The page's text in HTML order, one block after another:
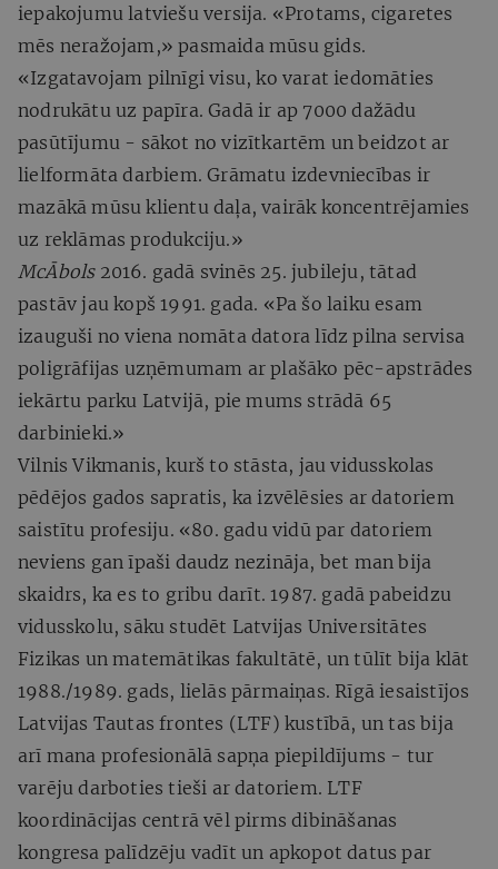
iepakojumu latviešu versija. «Protams, cigaretes
mēs neražojam,» pasmaida mūsu gids.
«Izgatavojam pilnīgi visu, ko varat iedomāties
nodrukātu uz papīra. Gadā ir ap 7000 dažādu
pasūtījumu - sākot no vizītkartēm un beidzot ar
lielformāta darbiem. Grāmatu izdevniecības ir
mazākā mūsu klientu daļa, vairāk koncentrējamies
uz reklāmas produkciju.»
McĀbols 2016. gadā svinēs 25. jubileju, tātad
pastāv jau kopš 1991. gada. «Pa šo laiku esam
izauguši no viena nomāta datora līdz pilna servisa
poligrāfijas uzņēmumam ar plašāko pēc-apstrādes
iekārtu parku Latvijā, pie mums strādā 65
darbinieki.»
Vilnis Vikmanis, kurš to stāsta, jau vidusskolas
pēdējos gados sapratis, ka izvēlēsies ar datoriem
saistītu profesiju. «80. gadu vidū par datoriem
neviens gan īpaši daudz nezināja, bet man bija
skaidrs, ka es to gribu darīt. 1987. gadā pabeidzu
vidusskolu, sāku studēt Latvijas Universitātes
Fizikas un matemātikas fakultātē, un tūlīt bija klāt
1988./1989. gads, lielās pārmaiņas. Rīgā iesaistījos
Latvijas Tautas frontes (LTF) kustībā, un tas bija
arī mana profesionālā sapņa piepildījums - tur
varēju darboties tieši ar datoriem. LTF
koordinācijas centrā vēl pirms dibināšanas
kongresa palīdzēju vadīt un apkopot datus par